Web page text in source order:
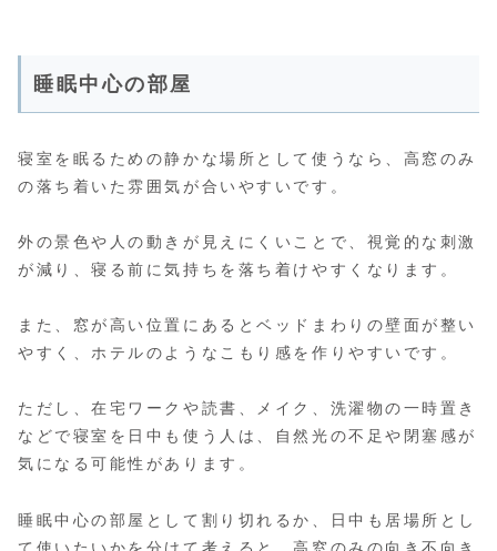
睡眠中心の部屋
寝室を眠るための静かな場所として使うなら、高窓のみ
の落ち着いた雰囲気が合いやすいです。
外の景色や人の動きが見えにくいことで、視覚的な刺激
が減り、寝る前に気持ちを落ち着けやすくなります。
また、窓が高い位置にあるとベッドまわりの壁面が整い
やすく、ホテルのようなこもり感を作りやすいです。
ただし、在宅ワークや読書、メイク、洗濯物の一時置き
などで寝室を日中も使う人は、自然光の不足や閉塞感が
気になる可能性があります。
睡眠中心の部屋として割り切れるか、日中も居場所とし
て使いたいかを分けて考えると、高窓のみの向き不向き